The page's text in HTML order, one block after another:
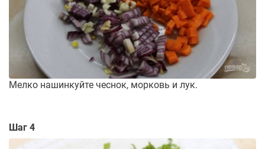
Мелко нашинкуйте чеснок, морковь и лук.
Шаг 4